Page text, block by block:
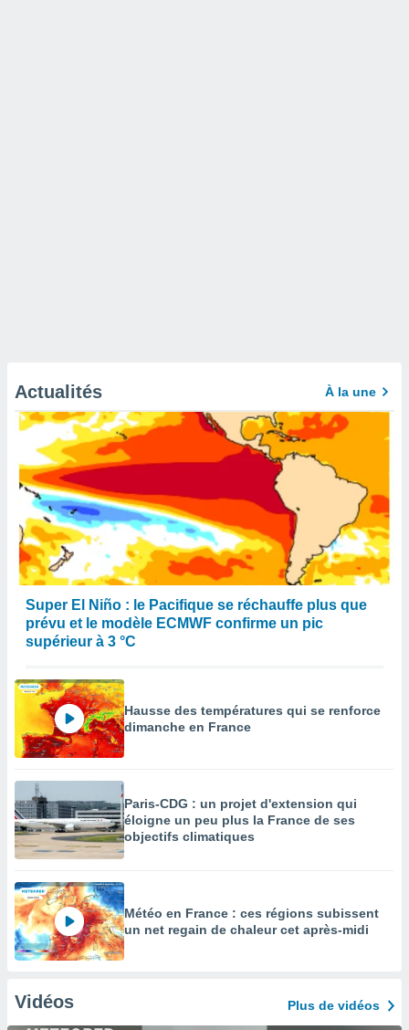
Actualités À la une
Super El Niño : le Pacifique se réchauffe plus que
prévu et le modèle ECMWF confirme un pic
supérieur à 3 °C
Hausse des températures qui se renforce
dimanche en France
Paris-CDG : un projet d'extension qui
éloigne un peu plus la France de ses
objectifs climatiques
Météo en France : ces régions subissent
un net regain de chaleur cet après-midi
Vidéos Plus de vidéos